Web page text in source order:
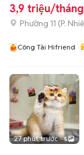
3,9 triệu/tháng
Phường 11 (P.
Công Tài Hifriend
27 phút trước 5